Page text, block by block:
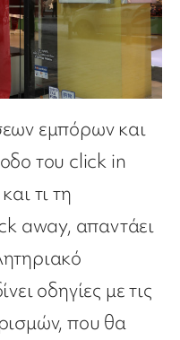
εμπόρων και
του click in
τι τη
away, απαντάει
οδηγίες με τις
που θα